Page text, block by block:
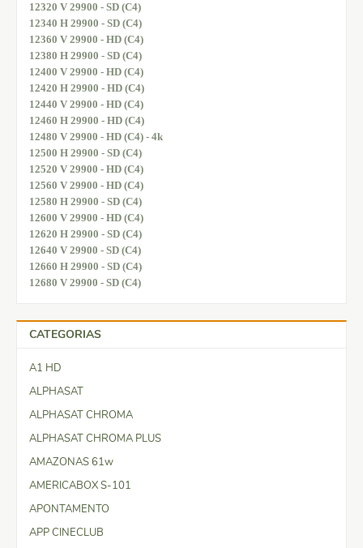
12320 V 29900 - SD (C4)
12340 H 29900 - SD (C4)
12360 V 29900 - HD (C4)
12380 H 29900 - SD (C4)
12400 V 29900 - HD (C4)
12420 H 29900 - HD (C4)
12440 V 29900 - HD (C4)
12460 H 29900 - HD (C4)
12480 V 29900 - HD (C4) - 4k
12500 H 29900 - SD (C4)
12520 V 29900 - HD (C4)
12560 V 29900 - HD (C4)
12580 H 29900 - SD (C4)
12600 V 29900 - HD (C4)
12620 H 29900 - SD (C4)
12640 V 29900 - SD (C4)
12660 H 29900 - SD (C4)
12680 V 29900 - SD (C4)
CATEGORIAS
A1 HD
ALPHASAT
ALPHASAT CHROMA
ALPHASAT CHROMA PLUS
AMAZONAS 61w
AMERICABOX S-101
APONTAMENTO
APP CINECLUB